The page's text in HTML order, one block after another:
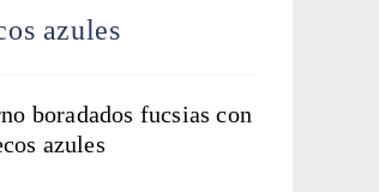
azules
boradados fucsias con
azules